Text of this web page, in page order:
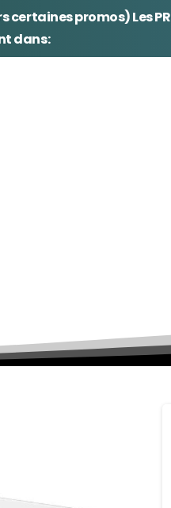
certaines promos) Les
dans: